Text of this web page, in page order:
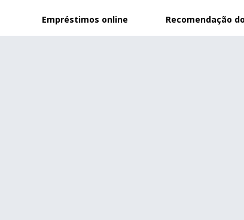
Empréstimos online Recomendação